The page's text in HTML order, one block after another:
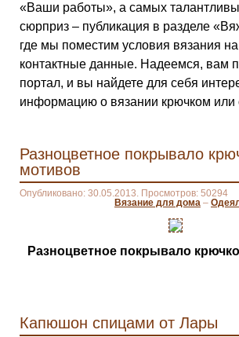
«Ваши работы», а самых
сюрприз – публикация в разделе
где мы поместим условия вязания
контактные данные. Надеемся, вам
портал, и вы найдете для себя
информацию о вязании крючком или
Разноцветное покрывало
мотивов
Опубликовано: 30.05.2013. Просмотров: 50294
Вязание для дома –
Разноцветное покрывало
Капюшон спицами от Лары